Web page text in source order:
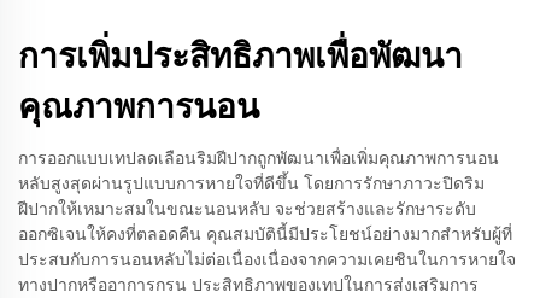
การเพิ่มประสิทธิภาพเพื่อพัฒนา
คุณภาพการนอน
การออกแบบเทปลดเลือนริมฝีปากถูกพัฒนาเพื่อเพิ่มคุณภาพการนอน
หลับสูงสุดผ่านรูปแบบการหายใจที่ดีขึ้น โดยการรักษาภาวะปิดริม
ฝีปากให้เหมาะสมในขณะนอนหลับ จะช่วยสร้างและรักษาระดับ
ออกซิเจนให้คงที่ตลอดคืน คุณสมบัตินี้มีประโยชน์อย่างมากสำหรับผู้ที่
ประสบกับการนอนหลับไม่ต่อเนื่องเนื่องจากความเคยชินในการหายใจ
ทางปากหรืออาการกรน ประสิทธิภาพของเทปในการส่งเสริมการ